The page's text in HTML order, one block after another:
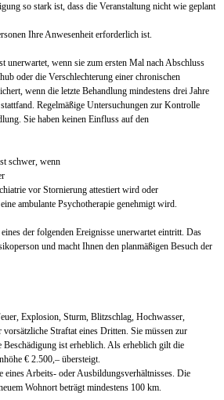
so stark ist, dass die Veranstaltung nicht wie geplant
Ihre Anwesenheit erforderlich ist.
unerwartet, wenn sie zum ersten Mal nach Abschluss
oder die Verschlechterung einer chronischen
wenn die letzte Behandlung mindestens drei Jahre
Regelmäßige Untersuchungen zur Kontrolle
Sie haben keinen Einfluss auf den
schwer, wenn
vor Stornierung attestiert wird oder
ambulante Psychotherapie genehmigt wird.
der folgenden Ereignisse unerwartet eintritt. Das
und macht Ihnen den planmäßigen Besuch der
Explosion, Sturm, Blitzschlag, Hochwasser,
Straftat eines Dritten. Sie müssen zur
ist erheblich. Als erheblich gilt die
€ 2.500,– übersteigt.
eines Arbeits- oder Ausbildungsverhältnisses. Die
Wohnort beträgt mindestens 100 km.